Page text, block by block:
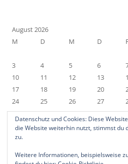
August 2026
M
D M D
3
4 5 6
10
11 12 13
17
18 19 20
24
25 26 27
31
« Nov.
Datenschutz und Cookies: Diese
die Website weiterhin nutzt, stimmst du
zu.
Weitere Informationen, beispielsweise